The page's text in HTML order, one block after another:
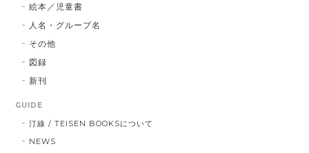
絵本／児童書
人名・グループ名
その他
図録
新刊
GUIDE
汀線 / TEISEN BOOKSについて
NEWS